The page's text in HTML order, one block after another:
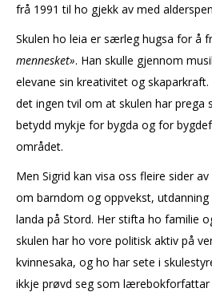
frå 1991 til ho gjekk av med
Skulen ho leia er særleg hugsa for å
mennesket». Han skulle gjennom
elevane sin kreativitet og
det ingen tvil om at skulen har
betydd mykje for bygda og for
området.
Men Sigrid kan visa oss fleire sider
om barndom og oppvekst,
landa på Stord. Her stifta ho familie
skulen har ho vore politisk aktiv på
kvinnesaka, og ho har sete i
ikkje prøvd seg som lærebokforfattar